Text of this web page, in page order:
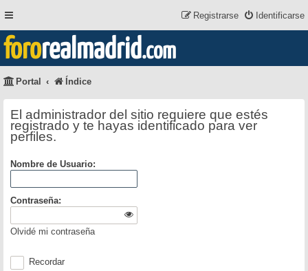
Identificarse
Registrarse
fororealmadrid.com
Portal Índice
El administrador del sitio requiere que estés
registrado y te hayas identificado para ver
perfiles.
Nombre de Usuario:
Contraseña:
Olvidé mi contraseña
Recordar